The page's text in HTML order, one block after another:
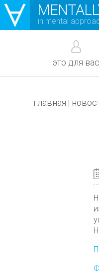
in mental
это для вас
главная |